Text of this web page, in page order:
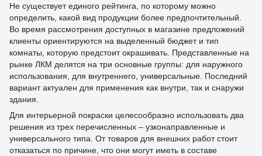
Не существует единого рейтинга, по которому можно
определить, какой вид продукции более предпочтительный.
Во время рассмотрения доступных в магазине предложений
клиенты ориентируются на выделенный бюджет и тип
комнаты, которую предстоит окрашивать. Представленные на
рынке ЛКМ делятся на три основные группы: для наружного
использования, для внутреннего, универсальные. Последний
вариант актуален для применения как внутри, так и снаружи
здания.
Для интерьерной покраски целесообразно использовать два
решения из трех перечисленных – узконаправленные и
универсального типа. От товаров для внешних работ стоит
отказаться по причине, что они могут иметь в составе